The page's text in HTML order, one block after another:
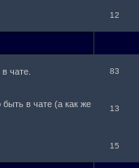
12
чате.
83
в чате (а как же
13
15